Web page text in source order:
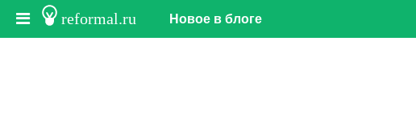
reformal.ru Новое в блоге